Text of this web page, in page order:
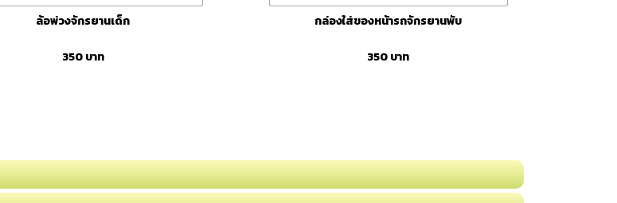
ล้อพ่วงจักรยานเด็ก
350บาท
กล่องใส่ของหน้ารถจักรยานพับ
350บาท